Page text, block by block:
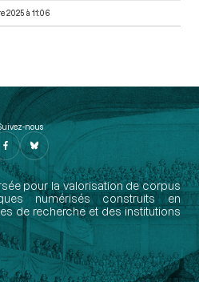
2025 à 11:06
nous
pour la valorisation de corpus
numérisés construits en
de recherche et des institutions